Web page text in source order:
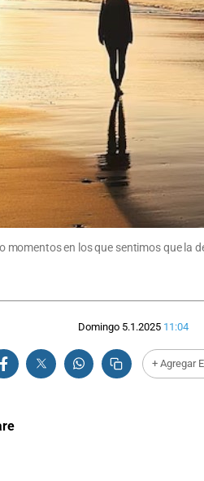
en los que sentimos que la
Domingo 5.1.2025 11:04
+ Agregar